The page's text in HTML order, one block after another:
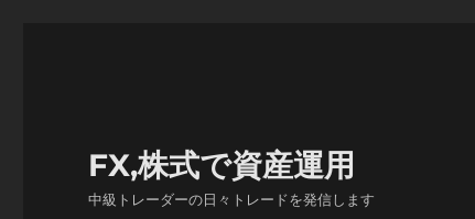
FX,株式で資産運用
中級トレーダーの日々トレードを発信します